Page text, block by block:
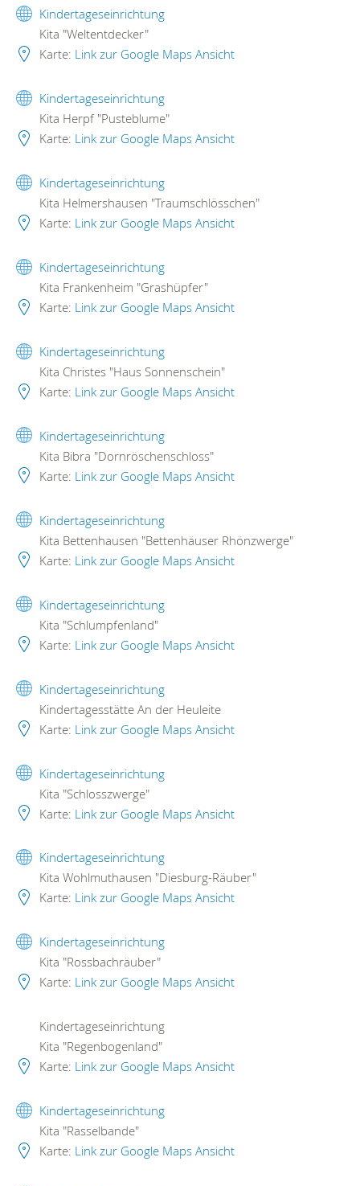
Kindertageseinrichtung
Kita "Weltentdecker"
Karte: Link zur Google Maps Ansicht
Kindertageseinrichtung
Kita Herpf "Pusteblume"
Karte: Link zur Google Maps Ansicht
Kindertageseinrichtung
Kita Helmershausen "Traumschlösschen"
Karte: Link zur Google Maps Ansicht
Kindertageseinrichtung
Kita Frankenheim "Grashüpfer"
Karte: Link zur Google Maps Ansicht
Kindertageseinrichtung
Kita Christes "Haus Sonnenschein"
Karte: Link zur Google Maps Ansicht
Kindertageseinrichtung
Kita Bibra "Dornröschenschloss"
Karte: Link zur Google Maps Ansicht
Kindertageseinrichtung
Kita Bettenhausen "Bettenhäuser Rhönzwerge"
Karte: Link zur Google Maps Ansicht
Kindertageseinrichtung
Kita "Schlumpfenland"
Karte: Link zur Google Maps Ansicht
Kindertageseinrichtung
Kindertagesstätte An der Heuleite
Karte: Link zur Google Maps Ansicht
Kindertageseinrichtung
Kita "Schlosszwerge"
Karte: Link zur Google Maps Ansicht
Kindertageseinrichtung
Kita Wohlmuthausen "Diesburg-Räuber"
Karte: Link zur Google Maps Ansicht
Kindertageseinrichtung
Kita "Rossbachräuber"
Karte: Link zur Google Maps Ansicht
Kindertageseinrichtung
Kita "Regenbogenland"
Karte: Link zur Google Maps Ansicht
Kindertageseinrichtung
Kita "Rasselbande"
Karte: Link zur Google Maps Ansicht